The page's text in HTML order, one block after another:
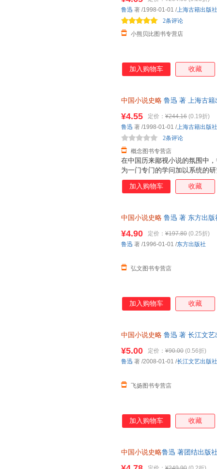
小熊贝比图书专营店
2条评论
鲁迅 著 /1998-01-01 /上海古籍出版社
加入购物车 收藏
中国小说史略 鲁迅 著 上海古
在中国历来鄙视小说的氛围中
为一门专门的学问加以系统的
立了中国小说史的独立体系，
先生为撰写《中国小说史略》
重刊《中国小说史略》，中国
全面地了解鲁迅，从而更进一
¥4.55 定价： ¥244.16 (0.19折)
概念图书专营店
2条评论
鲁迅 著 /1998-01-01 /上海古籍出版社
加入购物车 收藏
中国小说史略 鲁迅 著 东方出
¥4.90 定价： ¥197.80 (0.25折)
弘文图书专营店
鲁迅 著 /1996-01-01 /东方出版社
加入购物车 收藏
中国小说史略 鲁迅 著 长江文
¥5.00 定价： ¥90.00 (0.56折)
飞扬图书专营店
鲁迅 著 /2008-01-01 /长江文艺出版社
加入购物车 收藏
中国小说史略鲁迅 著团结出版